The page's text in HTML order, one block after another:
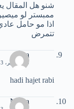
شنو هل المقال
ممبستر لو
اذا مو حامل
تتمرض
aissa
13 سبتمبر، 2013 | 7:47 م
hadi hajet rabi
Nadra